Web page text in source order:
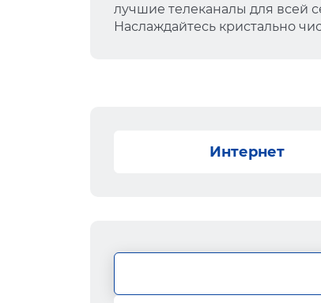
лучшие телеканалы для всей
Наслаждайтесь кристально
Интернет